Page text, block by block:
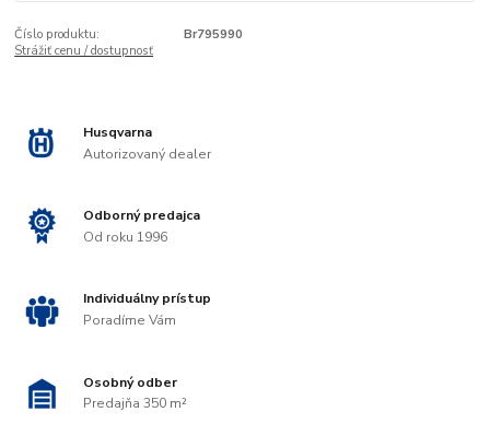
Číslo produktu:
Br795990
Strážiť cenu / dostupnosť
Husqvarna
Autorizovaný dealer
Odborný predajca
Od roku 1996
Individuálny prístup
Poradíme Vám
Osobný odber
Predajňa 350 m²